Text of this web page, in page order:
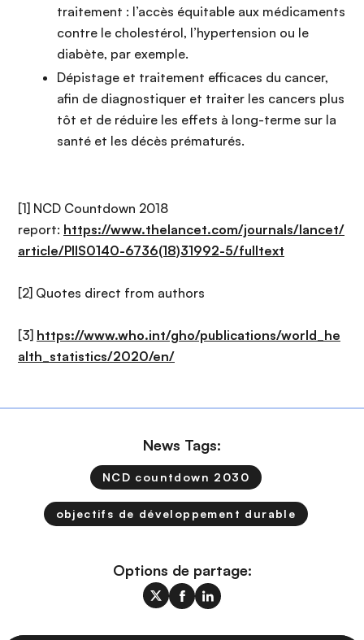
traitement : l’accès équitable aux médicaments
contre le cholestérol, l’hypertension ou le
diabète, par exemple.
Dépistage et traitement efficaces du cancer,
afin de diagnostiquer et traiter les cancers plus
tôt et de réduire les effets à long-terme sur la
santé et les décès prématurés.
[1] NCD Countdown 2018
report: https://www.thelancet.com/journals/lancet/
article/PIIS0140-6736(18)31992-5/fulltext
[2] Quotes direct from authors
[3] https://www.who.int/gho/publications/world_he
alth_statistics/2020/en/
News Tags:
NCD countdown 2030
objectifs de développement durable
Options de partage: